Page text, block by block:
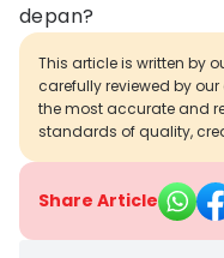
depan?
This article is written by
carefully reviewed by
the most accurate and
standards of quality,
Share Article